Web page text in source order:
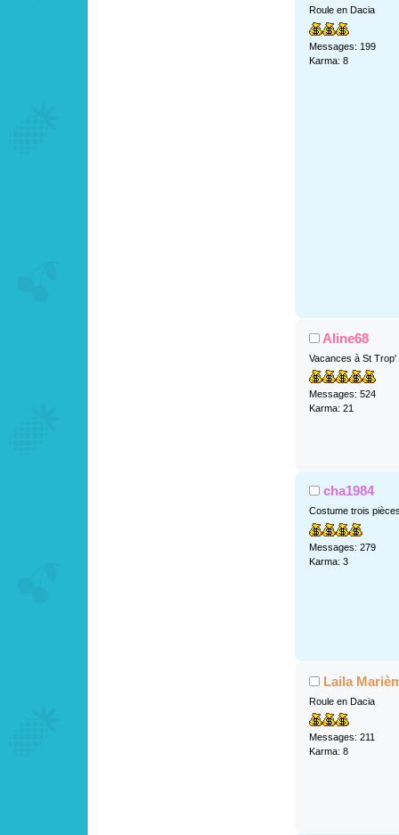
Roule en Dacia
Messages: 199
Karma: 8
Aline68
Vacances à St Trop'
Messages: 524
Karma: 21
cha1984
Costume trois
Messages: 279
Karma: 3
Laila
Roule en Dacia
Messages: 211
Karma: 8